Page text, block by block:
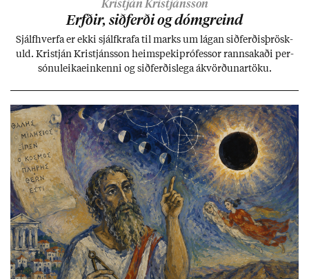
Kristján Kristjánsson
Erfð­ir, sið­ferði og dómgreind
Sjálf­hverfa er ekki sjálf­krafa til marks um lág­an sið­ferð­is­þrösk­
uld. Kristján Kristjáns­son heim­speki­pró­fess­or rann­sak­aði per­
sónu­leika­ein­kenni og sið­ferð­is­lega ákvörð­un­ar­töku.